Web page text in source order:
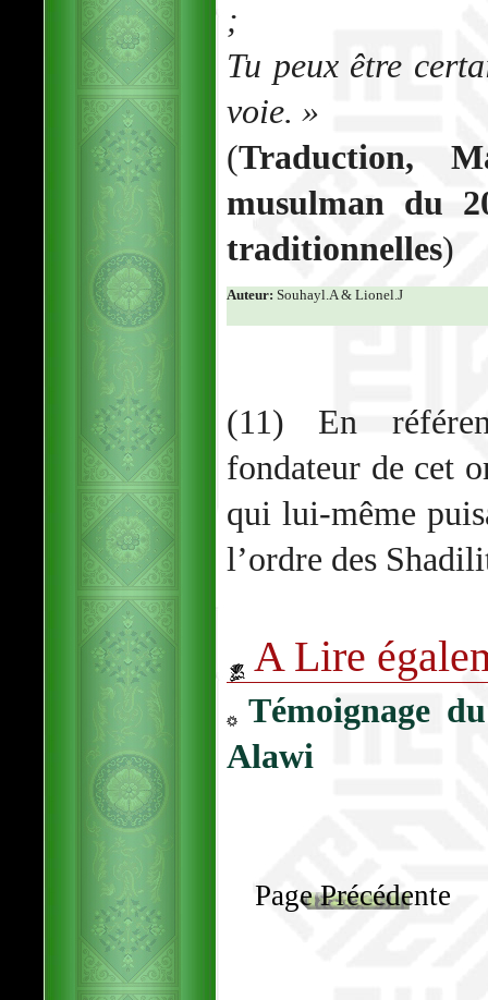
;
Tu peux être
voie. »
(Traduction,
musulman du
traditionnelles)
Auteur: Souhayl.A & Lionel.J
(11) En
fondateur de cet
qui lui-même
l’ordre des
A Lire
Témoignage
Alawi
Page Précédente